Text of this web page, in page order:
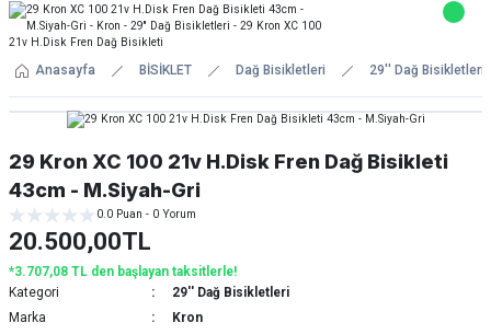
Anasayfa BİSİKLET Dağ Bisikletleri 29'' Dağ Bisikletleri
29 Kron XC 100 21v H.Disk Fren Dağ Bisikleti
43cm - M.Siyah-Gri
0.0 Puan - 0 Yorum
20.500,00TL
*3.707,08 TL den başlayan taksitlerle!
Kategori
29'' Dağ Bisikletleri
Marka
Kron